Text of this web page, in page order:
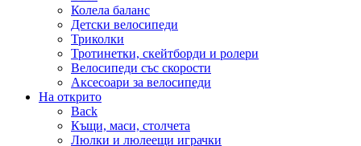
Колела баланс
Детски велосипеди
Триколки
Тротинетки, скейтборди и ролери
Велосипеди със скорости
Аксесоари за велосипеди
На открито
Back
Къщи, маси, столчета
Люлки и люлеещи играчки